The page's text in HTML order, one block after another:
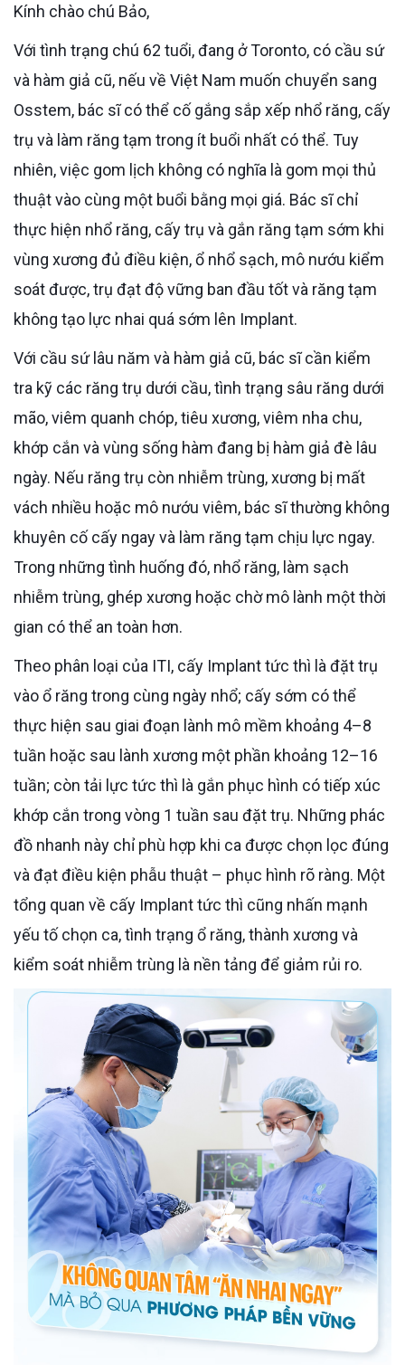
Kính chào chú Bảo,
Với tình trạng chú 62 tuổi, đang ở Toronto, có cầu sứ
và hàm giả cũ, nếu về Việt Nam muốn chuyển sang
Osstem, bác sĩ có thể cố gắng sắp xếp nhổ răng, cấy
trụ và làm răng tạm trong ít buổi nhất có thể. Tuy
nhiên, việc gom lịch không có nghĩa là gom mọi thủ
thuật vào cùng một buổi bằng mọi giá. Bác sĩ chỉ
thực hiện nhổ răng, cấy trụ và gắn răng tạm sớm khi
vùng xương đủ điều kiện, ổ nhổ sạch, mô nướu kiểm
soát được, trụ đạt độ vững ban đầu tốt và răng tạm
không tạo lực nhai quá sớm lên Implant.
Với cầu sứ lâu năm và hàm giả cũ, bác sĩ cần kiểm
tra kỹ các răng trụ dưới cầu, tình trạng sâu răng dưới
mão, viêm quanh chóp, tiêu xương, viêm nha chu,
khớp cắn và vùng sống hàm đang bị hàm giả đè lâu
ngày. Nếu răng trụ còn nhiễm trùng, xương bị mất
vách nhiều hoặc mô nướu viêm, bác sĩ thường không
khuyên cố cấy ngay và làm răng tạm chịu lực ngay.
Trong những tình huống đó, nhổ răng, làm sạch
nhiễm trùng, ghép xương hoặc chờ mô lành một thời
gian có thể an toàn hơn.
Theo phân loại của ITI, cấy Implant tức thì là đặt trụ
vào ổ răng trong cùng ngày nhổ; cấy sớm có thể
thực hiện sau giai đoạn lành mô mềm khoảng 4–8
tuần hoặc sau lành xương một phần khoảng 12–16
tuần; còn tải lực tức thì là gắn phục hình có tiếp xúc
khớp cắn trong vòng 1 tuần sau đặt trụ. Những phác
đồ nhanh này chỉ phù hợp khi ca được chọn lọc đúng
và đạt điều kiện phẫu thuật – phục hình rõ ràng. Một
tổng quan về cấy Implant tức thì cũng nhấn mạnh
yếu tố chọn ca, tình trạng ổ răng, thành xương và
kiểm soát nhiễm trùng là nền tảng để giảm rủi ro.